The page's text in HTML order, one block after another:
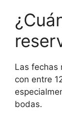
Las fechas
con entre
bodas.